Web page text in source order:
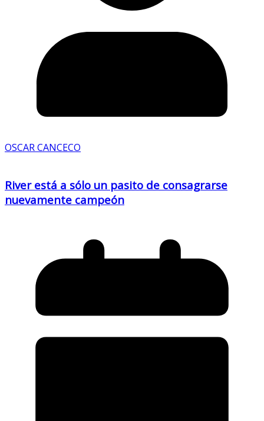
OSCAR CANCECO
River está a sólo un pasito de consagrarse
nuevamente campeón